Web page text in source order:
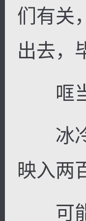
们有关
出去，
哐当
冰冷
映入两
可能